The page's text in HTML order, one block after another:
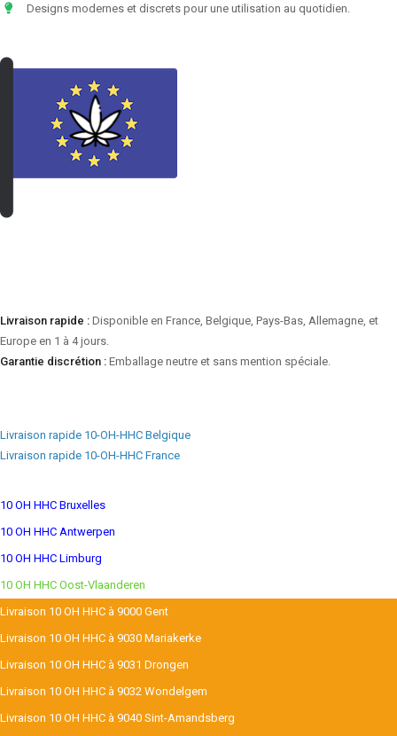
Designs modernes et discrets pour une utilisation au quotidien.
Livraison rapide : Disponible en France, Belgique, Pays-Bas, Allemagne, et
Europe en 1 à 4 jours.
Garantie discrétion : Emballage neutre et sans mention spéciale.
Livraison rapide 10-OH-HHC Belgique
Livraison rapide 10-OH-HHC France
10 OH HHC Bruxelles
10 OH HHC Antwerpen
10 OH HHC Limburg
10 OH HHC Oost-Vlaanderen
Livraison 10 OH HHC à 9000 Gent
Livraison 10 OH HHC à 9030 Mariakerke
Livraison 10 OH HHC à 9031 Drongen
Livraison 10 OH HHC à 9032 Wondelgem
Livraison 10 OH HHC à 9040 Sint-Amandsberg